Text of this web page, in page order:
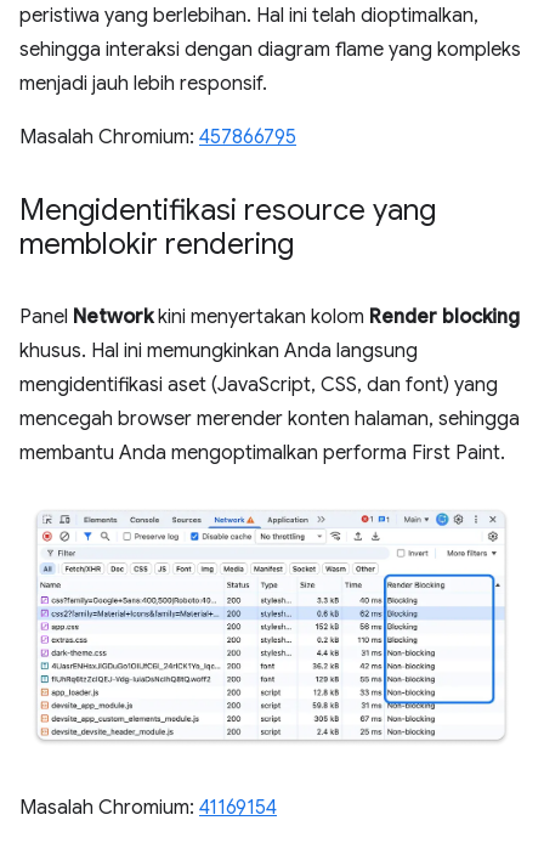
peristiwa yang berlebihan. Hal ini telah dioptimalkan,
sehingga interaksi dengan diagram flame yang kompleks
menjadi jauh lebih responsif.
Masalah Chromium: 457866795
Mengidentifikasi resource yang
memblokir rendering
Panel Networkkini menyertakan kolom Render blocking
khusus. Hal ini memungkinkan Anda langsung
mengidentifikasi aset (JavaScript, CSS, dan font) yang
mencegah browser merender konten halaman, sehingga
membantu Anda mengoptimalkan performa First Paint.
Masalah Chromium: 41169154